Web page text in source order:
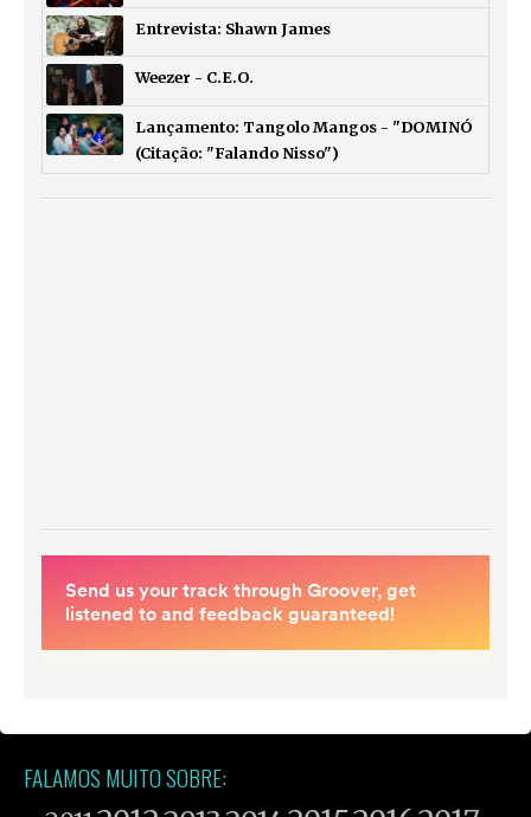
Entrevista: Shawn James
Weezer - C.E.O.
Lançamento: Tangolo Mangos - "DOMINÓ
(Citação: "Falando Nisso")
FALAMOS MUITO SOBRE: